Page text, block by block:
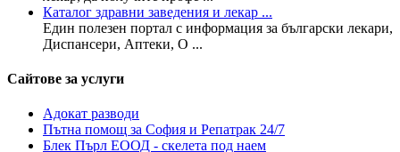
Каталог здравни заведения и лекар ...
Един полезен портал с информация за български лекари,
Диспансери, Аптеки, О ...
Сайтове за услуги
Адокат разводи
Пътна помощ за София и Репатрак 24/7
Блек Пърл ЕООД - скелета под наем